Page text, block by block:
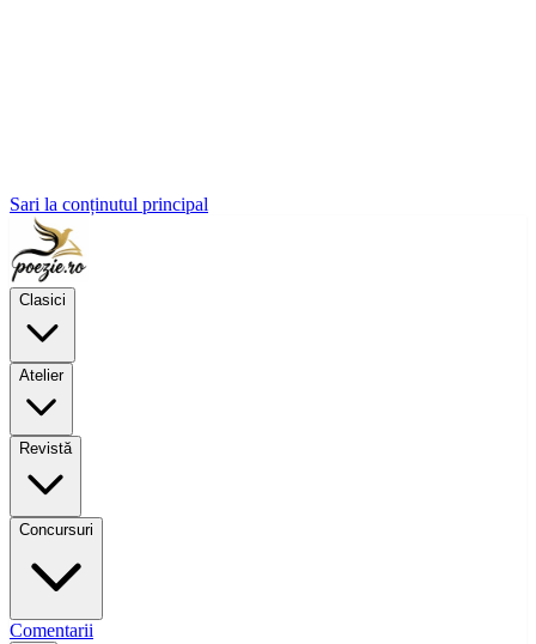
Sari la conținutul principal
Clasici
Atelier
Revistă
Concursuri
Comentarii